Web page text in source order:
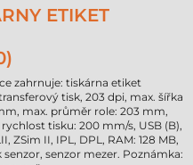
ETIKET
zahrnuje: tiskárna etiket
tisk, 203 dpi, max. šířka
max. průměr role: 203 mm,
tisku: 200 mm/s, USB (B),
ZSim II, IPL, DPL, RAM: 128 MB,
senzor, senzor mezer. Poznámka: